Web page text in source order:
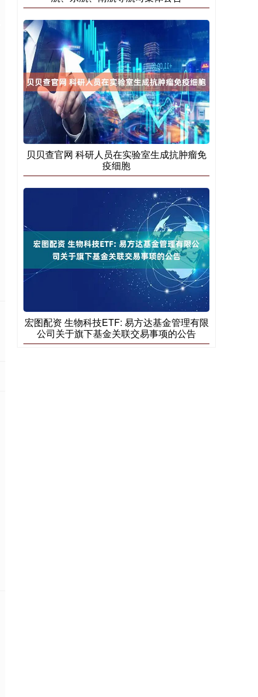
贝贝查官网 科研人员在实验室生成抗肿瘤免
疫细胞
宏图配资 生物科技ETF: 易方达基金管理有限
公司关于旗下基金关联交易事项的公告